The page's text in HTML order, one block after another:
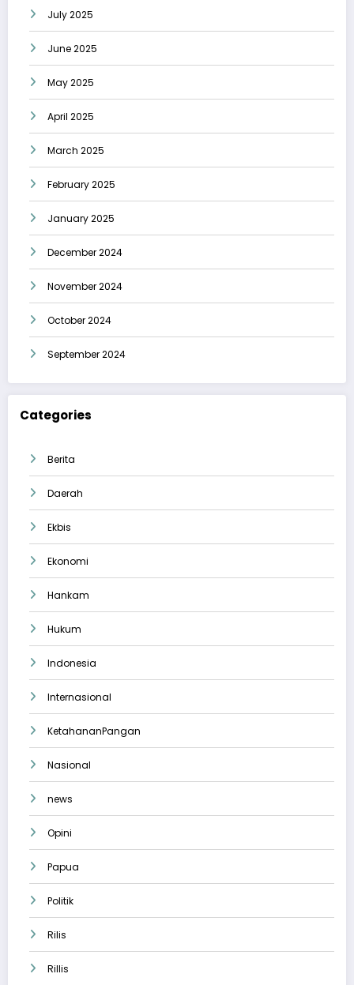
July 2025
June 2025
May 2025
April 2025
March 2025
February 2025
January 2025
December 2024
November 2024
October 2024
September 2024
Categories
Berita
Daerah
Ekbis
Ekonomi
Hankam
Hukum
Indonesia
Internasional
KetahananPangan
Nasional
news
Opini
Papua
Politik
Rilis
Rillis